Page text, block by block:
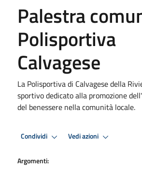
Palestra
Polisportiva
Calvagese
La Polisportiva di Calvagese della
sportivo dedicato alla promozione
del benessere nella comunità locale.
Condividi Vedi azioni
Argomenti: